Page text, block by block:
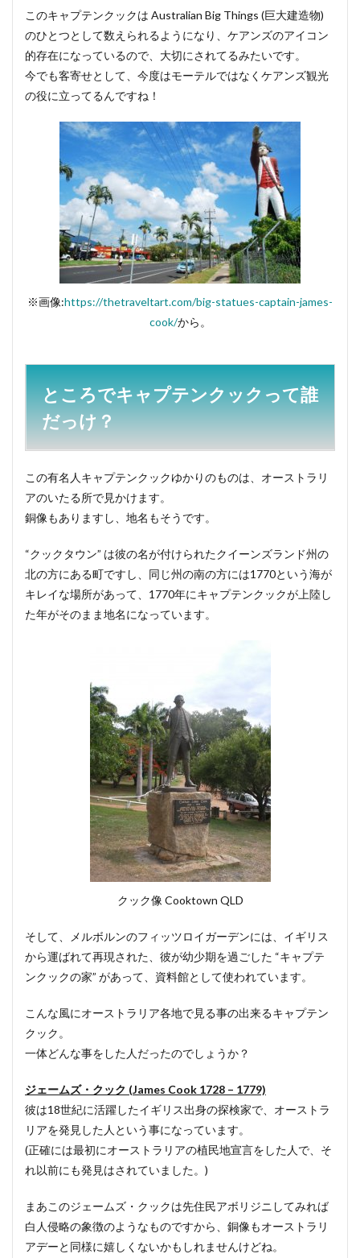
このキャプテンクックは Australian Big Things (巨大建造物)
のひとつとして数えられるようになり、ケアンズのアイコン
的存在になっているので、大切にされてるみたいです。
今でも客寄せとして、今度はモーテルではなくケアンズ観光
の役に立ってるんですね！
※画像:https://thetraveltart.com/big-statues-captain-james-
cook/から。
ところでキャプテンクックって誰
だっけ？
この有名人キャプテンクックゆかりのものは、オーストラリ
アのいたる所で見かけます。
銅像もありますし、地名もそうです。
“クックタウン” は彼の名が付けられたクイーンズランド州の
北の方にある町ですし、同じ州の南の方には1770という海が
キレイな場所があって、1770年にキャプテンクックが上陸し
た年がそのまま地名になっています。
クック像 Cooktown QLD
そして、メルボルンのフィッツロイガーデンには、イギリス
から運ばれて再現された、彼が幼少期を過ごした “キャプテ
ンクックの家” があって、資料館として使われています。
こんな風にオーストラリア各地で見る事の出来るキャプテン
クック。
一体どんな事をした人だったのでしょうか？
ジェームズ・クック (James Cook 1728 – 1779)
彼は18世紀に活躍したイギリス出身の探検家で、オーストラ
リアを発見した人という事になっています。
(正確には最初にオーストラリアの植民地宣言をした人で、そ
れ以前にも発見はされていました。)
まあこのジェームズ・クックは先住民アボリジニしてみれば
白人侵略の象徴のようなものですから、銅像もオーストラリ
アデーと同様に嬉しくないかもしれませんけどね。